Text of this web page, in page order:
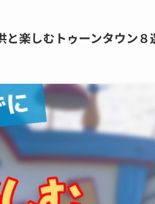
と楽しむトゥーンタウン８